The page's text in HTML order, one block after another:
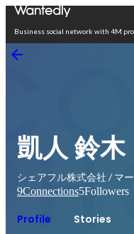
Business social network with 4M
凱人 鈴木
シェアフル株式会社 / マ
9Connections5Followers
Profile Stories